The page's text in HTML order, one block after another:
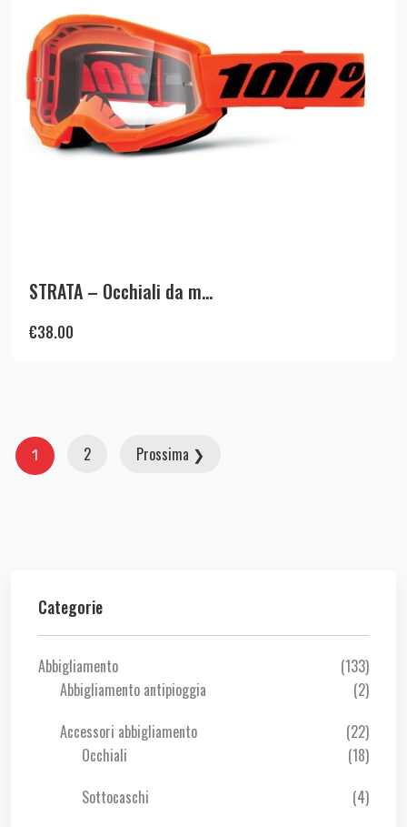
Categorie
Abbigliamento
(133)
Abbigliamento antipioggia
(2)
Accessori abbigliamento
(22)
Occhiali
(18)
Sottocaschi
(4)
STRATA – Occhiali da m...
€38.00
1 2 Prossima ❯